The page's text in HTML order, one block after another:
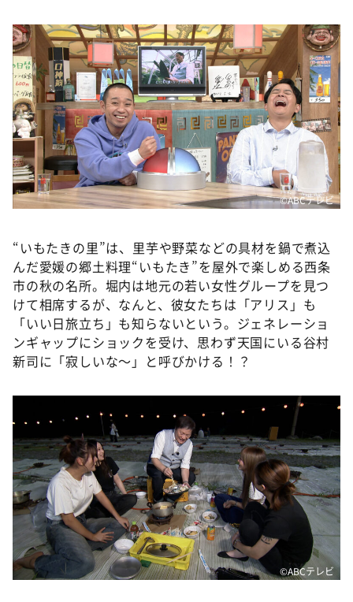
©ABCテレビ
“いもたきの里”は、里芋や野菜などの具材を鍋で煮込
んだ愛媛の郷土料理“いもたき”を屋外で楽しめる西条
市の秋の名所。堀内は地元の若い女性グループを見つ
けて相席するが、なんと、彼女たちは「アリス」も
「いい日旅立ち」も知らないという。ジェネレーショ
ンギャップにショックを受け、思わず天国にいる谷村
新司に「寂しいな～」と呼びかける！？
©ABCテレビ